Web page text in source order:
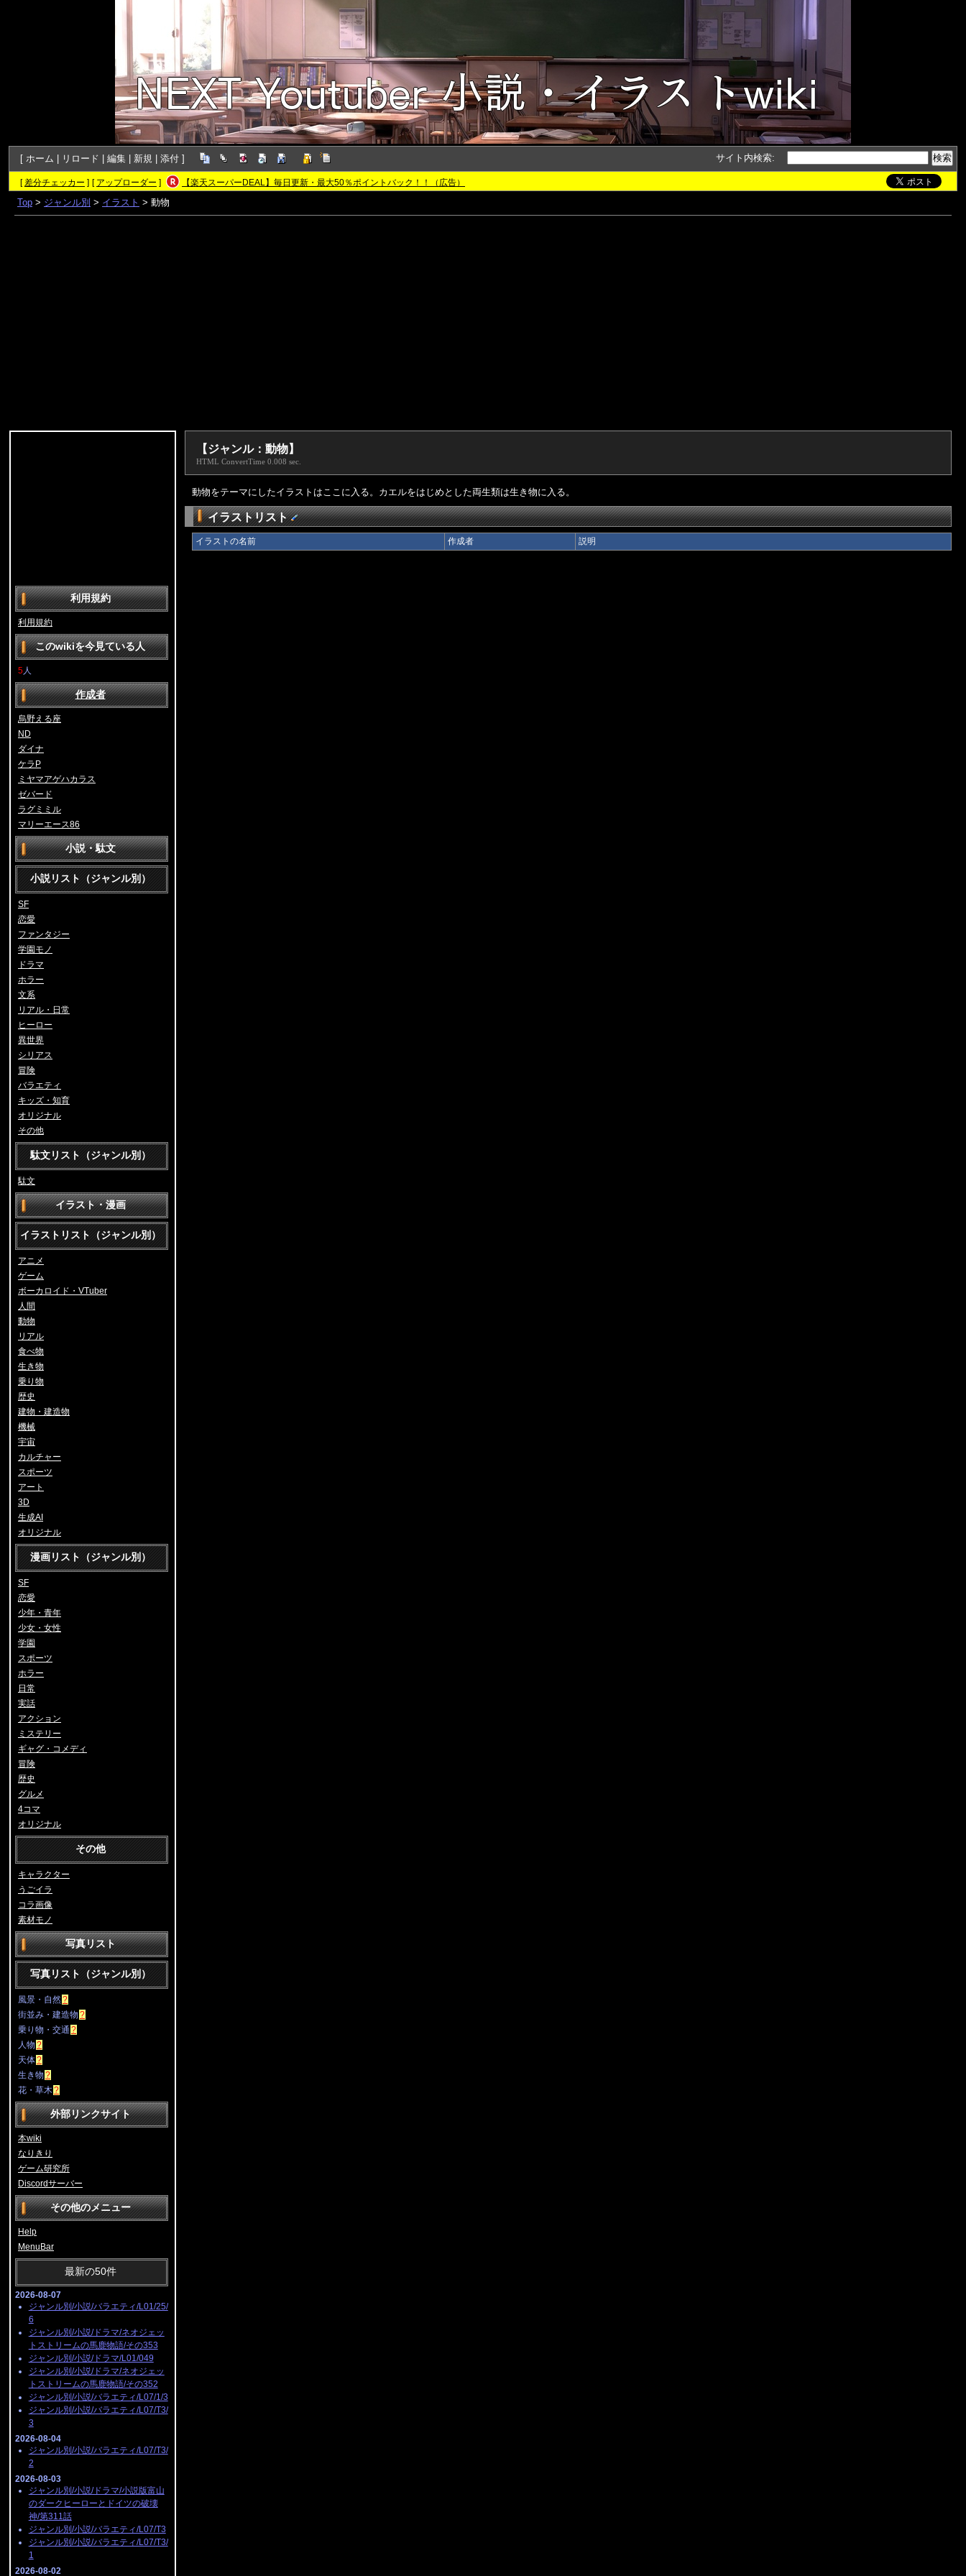
[ ホーム リロード 編集 新規 添付 ] サイト内検索:
[差分チェッカー ] [ アップローダー ] 【楽天スーパーDEAL】毎日更新・最大50％ポイントバック！！（広告）
Top > ジャンル別 > イラスト > 動物
利用規約
利用規約
このwikiを今見ている人
5人
作成者
烏野える座
ND
ダイナ
ケラP
ミヤマアゲハカラス
ゼバード
ラグミミル
マリーエース86
小説・駄文
小説リスト（ジャンル別）
SF
恋愛
ファンタジー
学園モノ
ドラマ
ホラー
文系
リアル・日常
ヒーロー
異世界
シリアス
冒険
バラエティ
キッズ・知育
オリジナル
その他
駄文リスト（ジャンル別）
駄文
イラスト・漫画
イラストリスト（ジャンル別）
アニメ
ゲーム
ボーカロイド・VTuber
人間
動物
リアル
食べ物
生き物
乗り物
歴史
建物・建造物
機械
宇宙
カルチャー
スポーツ
アート
3D
生成AI
オリジナル
漫画リスト（ジャンル別）
SF
恋愛
少年・青年
少女・女性
学園
スポーツ
ホラー
日常
実話
アクション
ミステリー
ギャグ・コメディ
冒険
歴史
グルメ
4コマ
オリジナル
その他
キャラクター
うごイラ
コラ画像
素材モノ
写真リスト
写真リスト（ジャンル別）
風景・自然?
街並み・建造物 ?
乗り物・交通 ?
人物 ?
天体?
生き物 ?
花・草木?
外部リンクサイト
本wiki
なりきり
ゲーム研究所
Discordサーバー
その他のメニュー
Help
MenuBar
最新の50件
2026-08-07
ジャンル別/小説/バラエティ/L01/25/
6
ジャンル別/小説/ドラマ/ネオジェッ
トストリームの馬鹿物語/その353
ジャンル別/小説/ドラマ/L01/049
ジャンル別/小説/ドラマ/ネオジェッ
トストリームの馬鹿物語/その352
ジャンル別/小説/バラエティ/L07/1/3
ジャンル別/小説/バラエティ/L07/T3/
3
2026-08-04
ジャンル別/小説/バラエティ/L07/T3/
2
2026-08-03
ジャンル別/小説/ドラマ/小説版富山
のダークヒーローとドイツの破壊
神/第311話
ジャンル別/小説/バラエティ/L07/T3
ジャンル別/小説/バラエティ/L07/T3/
1
2026-08-02
【ジャンル：動物】
HTML ConvertTime 0.008 sec.
動物をテーマにしたイラストはここに入る。カエルをはじめとした両生類は生き物に入る。
イラストリスト
イラストの名前 作成者 説明